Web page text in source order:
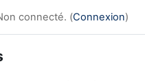
connecté. (Connexion)